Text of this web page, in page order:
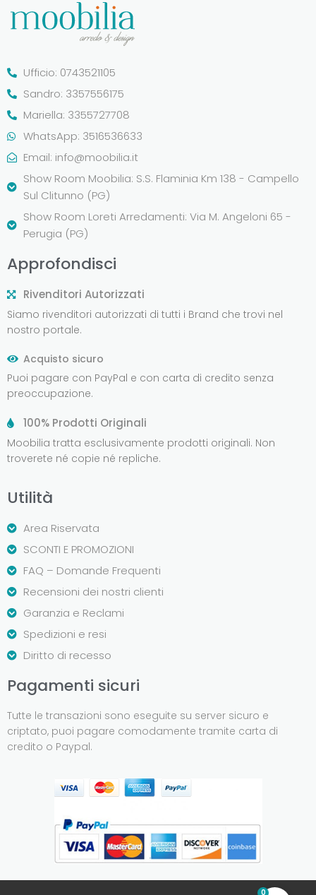
Ufficio: 0743521105
Sandro: 3357556175
Mariella: 3355727708
WhatsApp: 3516536633
Email: info@moobilia.it
Show Room Moobilia: S.S. Flaminia Km 138 - Campello
Sul Clitunno (PG)
Show Room Loreti Arredamenti: Via M. Angeloni 65 -
Perugia (PG)
Approfondisci
Rivenditori Autorizzati
Siamo rivenditori autorizzati di tutti i Brand che trovi nel
nostro portale.
Acquisto sicuro
Puoi pagare con PayPal e con carta di credito senza
preoccupazione.
100% Prodotti Originali
Moobilia tratta esclusivamente prodotti originali. Non
troverete né copie né repliche.
Utilità
Area Riservata
SCONTI E PROMOZIONI
FAQ – Domande Frequenti
Recensioni dei nostri clienti
Garanzia e Reclami
Spedizioni e resi
Diritto di recesso
Pagamenti sicuri
Tutte le transazioni sono eseguite su server sicuro e
criptato, puoi pagare comodamente tramite carta di
credito o Paypal.
0